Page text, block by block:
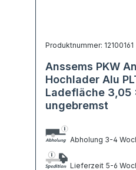
Produktnummer: 12100161
Anssems PKW
Hochlader Alu
Ladefläche 3,05
ungebremst
Abholung 3-4
Lieferzeit 5-6